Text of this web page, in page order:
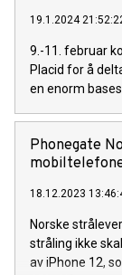
19.1.2024
9.-11. februar
Placid for å
en enorm
Phonegate
18.12.2023
Norske
stråling ikke
av iPhone 12,